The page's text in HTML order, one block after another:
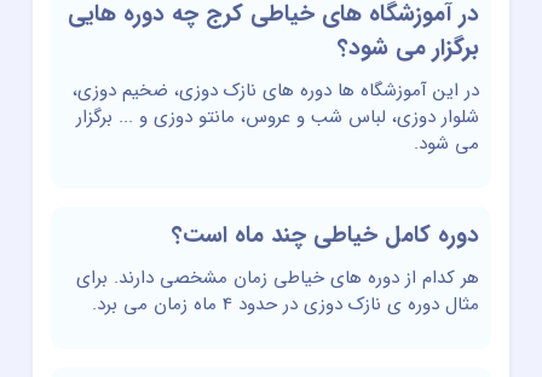
در آموزشگاه های خیاطی کرج چه دوره هایی
برگزار می شود؟
در این آموزشگاه ها دوره های نازک دوزی، ضخیم دوزی،
شلوار دوزی، لباس شب و عروس، مانتو دوزی و ... برگزار
می شود.
دوره کامل خیاطی چند ماه است؟
هر کدام از دوره های خیاطی زمان مشخصی دارند. برای
مثال دوره ی نازک دوزی در حدود 4 ماه زمان می برد.